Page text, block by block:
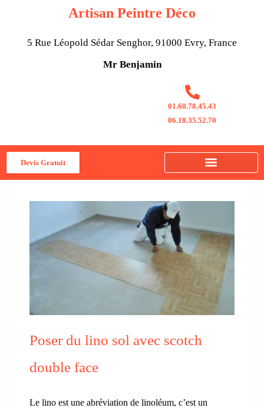
contenu
Artisan Peintre Déco
5 Rue Léopold Sédar Senghor, 91000 Evry, France
Mr Benjamin
01.60.78.45.43
06.18.35.52.70
Devis Gratuit
Poser du lino sol avec scotch
double face
Le lino est une abréviation de linoléum, c’est un